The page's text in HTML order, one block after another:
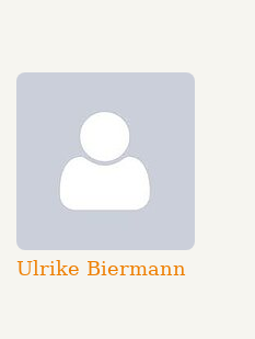
Ulrike Biermann